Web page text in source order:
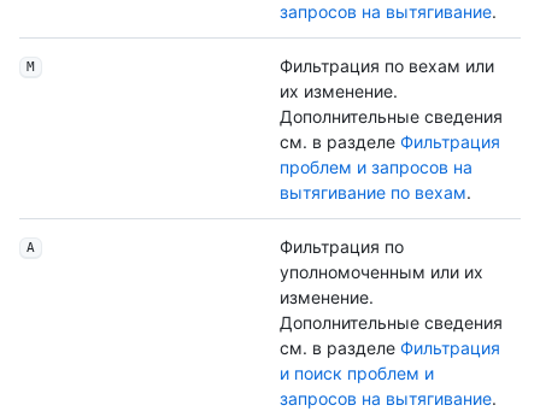
запросов на вытягивание.
M
Фильтрация по вехам или
их изменение.
Дополнительные сведения
см. в разделе Фильтрация
проблем и запросов на
вытягивание по вехам.
A
Фильтрация по
уполномоченным или их
изменение.
Дополнительные сведения
см. в разделе Фильтрация
и поиск проблем и
запросов на вытягивание.